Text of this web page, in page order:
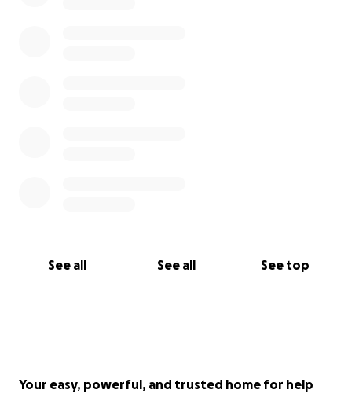
See all See all See top
Your easy, powerful, and trusted home for help